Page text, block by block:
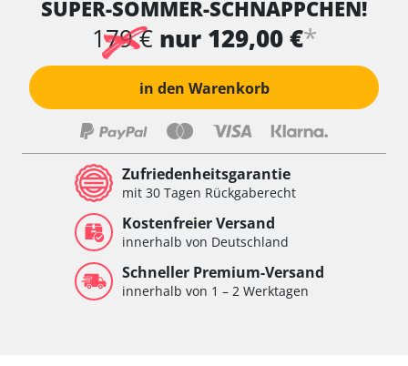
SUPER-SOMMER-SCHNÄPPCHEN!
179 € nur 129,00 €*
in den Warenkorb
Zufriedenheitsgarantie
mit 30 Tagen Rückgaberecht
Kostenfreier Versand
innerhalb von Deutschland
Schneller Premium-Versand
innerhalb von 1 – 2 Werktagen